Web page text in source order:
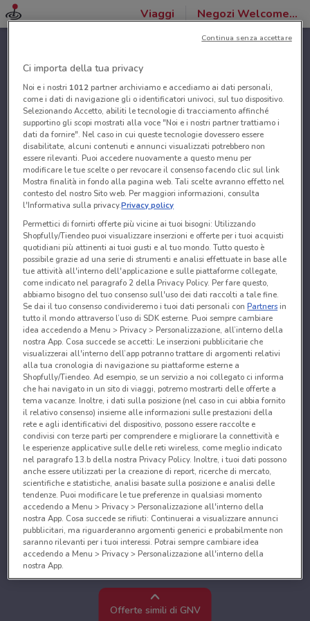
Viaggi Negozi Welcome Travel
Offerte simili di GNV
Ci importa della tua privacy
Noi e i nostri 1012partner archiviamo e accediamo ai dati personali,
come i dati di navigazione gli o identificatori univoci, sul tuo dispositivo.
Selezionando Accetto, abiliti le tecnologie di tracciamento affinché
supportino gli scopi mostrati alla voce "Noi e i nostri partner trattiamo i
dati da fornire". Nel caso in cui queste tecnologie dovessero essere
disabilitate, alcuni contenuti e annunci visualizzati potrebbero non
essere rilevanti. Puoi accedere nuovamente a questo menu per
modificare le tue scelte o per revocare il consenso facendo clic sul link
Mostra finalità in fondo alla pagina web. Tali scelte avranno effetto nel
contesto del nostro Sito web. Per maggiori informazioni, consulta
l'Informativa sulla privacy.Privacy policy
Permettici di fornirti offerte più vicine ai tuoi bisogni: Utilizzando
Shopfully/Tiendeo puoi visualizzare inserzioni e offerte per i tuoi acquisti
quotidiani più attinenti ai tuoi gusti e al tuo mondo. Tutto questo è
possibile grazie ad una serie di strumenti e analisi effettuate in base alle
tue attività all'interno dell'applicazione e sulle piattaforme collegate,
come indicato nel paragrafo 2 della Privacy Policy. Per fare questo,
abbiamo bisogno del tuo consenso sull'uso dei dati raccolti a tale fine.
Se dai il tuo consenso condivideremo i tuoi dati personali conPartnersin
tutto il mondo attraverso l’uso di SDK esterne. Puoi sempre cambiare
idea accedendo a Menu > Privacy > Personalizzazione, all’interno della
nostra App. Cosa succede se accetti: Le inserzioni pubblicitarie che
visualizzerai all'interno dell’app potranno trattare di argomenti relativi
alla tua cronologia di navigazione su piattaforme esterne a
Shopfully/Tiendeo. Ad esempio, se un servizio a noi collegato ci informa
che hai navigato in un sito di viaggi, potremo mostrarti delle offerte a
tema vacanze. Inoltre, i dati sulla posizione (nel caso in cui abbia fornito
il relativo consenso) insieme alle informazioni sulle prestazioni della
rete e agli identificativi del dispositivo, possono essere raccolte e
condivisi con terze parti per comprendere e migliorare la connettività e
le esperienze applicative sulle delle reti wireless, come meglio indicato
nel paragrafo 13.b della nostra Privacy Policy. Inoltre, i tuoi dati possono
anche essere utilizzati per la creazione di report, ricerche di mercato,
scientifiche e statistiche, analisi basate sulla posizione e analisi delle
tendenze. Puoi modificare le tue preferenze in qualsiasi momento
accedendo a Menu > Privacy > Personalizzazione all'interno della
nostra App. Cosa succede se rifiuti: Continuerai a visualizzare annunci
pubblicitari, ma riguarderanno argomenti generici e probabilmente non
saranno rilevanti per i tuoi interessi. Potrai sempre cambiare idea
accedendo a Menu > Privacy > Personalizzazione all'interno della
nostra App.
Noi e i nostri partner trattiamo i dati per fornire:
Utilizzare dati di geolocalizzazione precisi. Scansione attiva delle
caratteristiche del dispositivo ai fini dell’identificazione. Archiviare
Continua senza accettare